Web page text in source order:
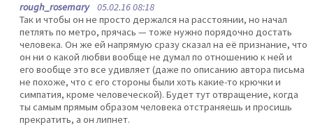
rough_rosemary05.02.16 08:18
Так и чтобы он не просто держался на расстоянии, но начал
петлять по метро, прячась — тоже нужно порядочно достать
человека. Он же ей напрямую сразу сказал на её признание, что
он ни о какой любви вообще не думал по отношению к ней и
его вообще это все удивляет (даже по описанию автора письма
не похоже, что с его стороны были хоть какие-то крючки и
симпатия, кроме человеческой). Будет тут отвращение, когда
ты самым прямым образом человека отстраняешь и просишь
прекратить, а он липнет.